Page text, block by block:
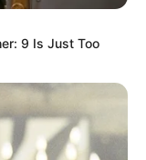
9 Is Just Too